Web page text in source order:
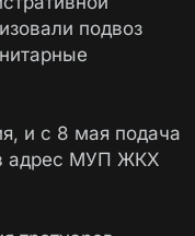
подвоз
и с 8 мая подача
в адрес МУП ЖКХ